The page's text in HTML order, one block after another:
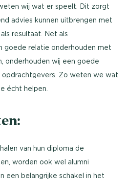
wij wat er speelt. Dit zorgt
advies kunnen uitbrengen met
resultaat. Net als
goede relatie onderhouden met
onderhouden wij een goede
Zo weten we wat
écht helpen.
van hun diploma de
worden ook wel alumni
een belangrijke schakel in het